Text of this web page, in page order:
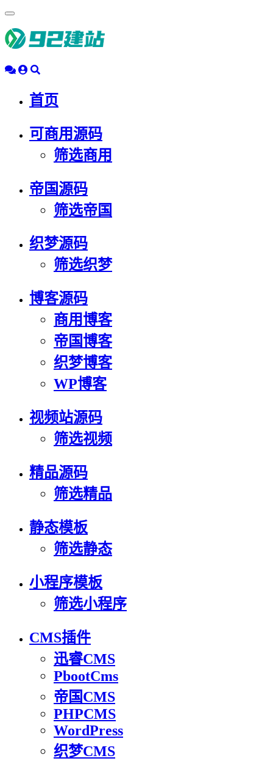
动
导
首页
可商用源码
筛选商用
帝国源码
筛选帝国
织梦源码
筛选织梦
博客源码
商用博客
帝国博客
织梦博客
WP博客
视频站源码
筛选视频
精品源码
筛选精品
静态模板
筛选静态
小程序模板
筛选小程序
CMS插件
迅睿CMS
PbootCms
帝国CMS
PHPCMS
WordPress
织梦CMS